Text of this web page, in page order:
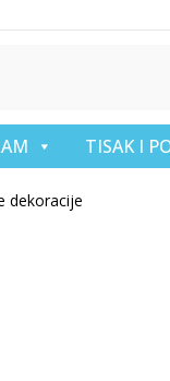
TISAK I
dekoracije